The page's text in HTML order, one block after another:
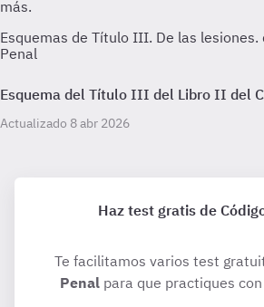
Esquemas de Título III. De las lesiones.
Penal
Esquema del Título III del Libro II del
Actualizado 8 abr 2026
Haz test gratis de
Te facilitamos varios test
Penalpara que practiques con